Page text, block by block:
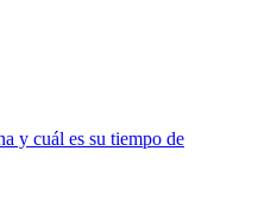
y cuál es su tiempo de